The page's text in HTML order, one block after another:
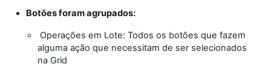
Botões foram agrupados:
Operações em Lote: Todos os botões que fazem
alguma ação que necessitam de ser selecionados
na Grid